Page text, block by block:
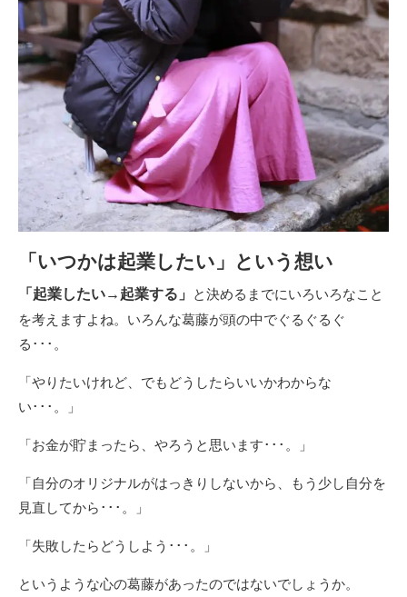
「いつかは起業したい」という想い
「起業したい→起業する」
と決めるまでにいろいろなこと
を考えますよね。いろんな葛藤が頭の中でぐるぐるぐ
る･･･。
「やりたいけれど、でもどうしたらいいかわからな
い･･･。」
「お金が貯まったら、やろうと思います･･･。」
「自分のオリジナルがはっきりしないから、もう少し自分を
見直してから･･･。」
「失敗したらどうしよう･･･。」
というような心の葛藤があったのではないでしょうか。